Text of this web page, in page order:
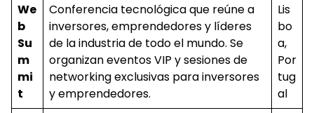
We
b
Su
m
mi
t
Conferencia tecnológica que reúne a
inversores, emprendedores y líderes
de la industria de todo el mundo. Se
organizan eventos VIP y sesiones de
networking exclusivas para inversores
y emprendedores.
Lis
bo
a,
Por
tug
al